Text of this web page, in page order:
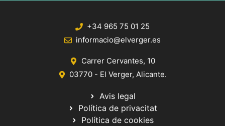
+34 965 75 01 25
informacio@elverger.es
Carrer Cervantes, 10
03770 - El Verger, Alicante.
Avis legal
Política de privacitat
Política de cookies